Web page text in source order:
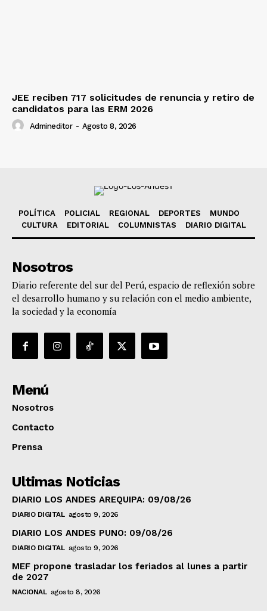
JEE reciben 717 solicitudes de renuncia y retiro de
candidatos para las ERM 2026
Admineditor - Agosto 8, 2026
POLÍTICA POLICIAL REGIONAL DEPORTES
MUNDO
CULTURA
EDITORIAL COLUMNISTAS DIARIO DIGITAL
Nosotros
Diario referente del sur del Perú, espacio de reflexión sobre
el desarrollo humano y su relación con el medio ambiente,
la sociedad y la economía
Menú
Nosotros
Contacto
Prensa
Ultimas Noticias
DIARIO LOS ANDES AREQUIPA: 09/08/26
DIARIO DIGITAL agosto 9, 2026
DIARIO LOS ANDES PUNO: 09/08/26
DIARIO DIGITAL agosto 9, 2026
MEF propone trasladar los feriados al lunes a partir
de 2027
NACIONAL agosto 8, 2026